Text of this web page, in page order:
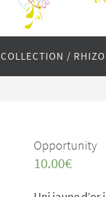
COLLECTION /
Opportunity
10.00€